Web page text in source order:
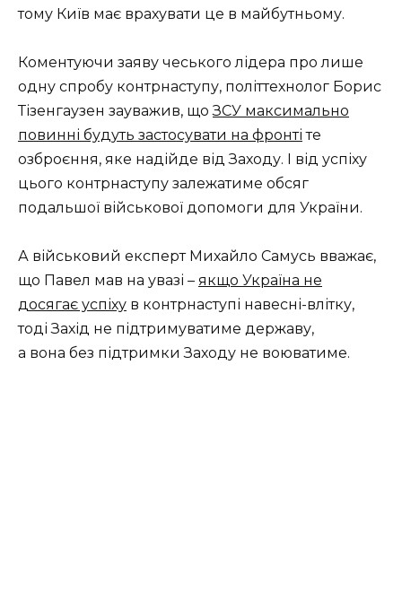
тому Київ має врахувати це в майбутньому.
Коментуючи заяву чеського лідера про лише
одну спробу контрнаступу, політтехнолог Борис
Тізенгаузен зауважив, щоЗСУ максимально
повинні будуть застосувати на фронті те
озброєння, яке надійде від Заходу. І від успіху
цього контрнаступу залежатиме обсяг
подальшої військової допомоги для України.
А військовий експерт Михайло Самусь вважає,
що Павел мав на увазі – якщо Україна не
досягає успіху в контрнаступі навесні-влітку,
тоді Захід не підтримуватиме державу,
а вона без підтримки Заходу не воюватиме.